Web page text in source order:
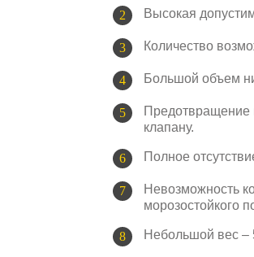
Высокая
Количество
Большой объем
Предотвращение
клапану.
Полное
Невозможность
морозостойкого
Небольшой вес –